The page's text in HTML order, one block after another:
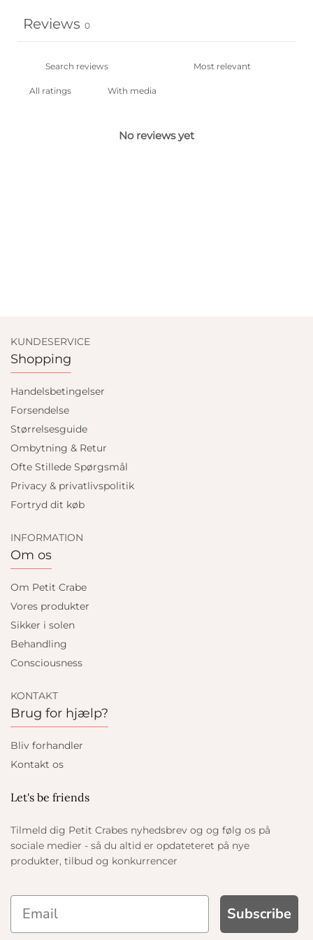
Reviews 0
With media
No reviews yet
KUNDESERVICE
Shopping
Handelsbetingelser
Forsendelse
Størrelsesguide
Ombytning & Retur
Ofte Stillede Spørgsmål
Privacy & privatlivspolitik
Fortryd dit køb
INFORMATION
Om os
Om Petit Crabe
Vores produkter
Sikker i solen
Behandling
Consciousness
KONTAKT
Brug for hjælp?
Bliv forhandler
Kontakt os
Let's be friends
Tilmeld dig Petit Crabes nyhedsbrev og og følg os på
sociale medier - så du altid er opdateteret på nye
produkter, tilbud og konkurrencer
Subscribe